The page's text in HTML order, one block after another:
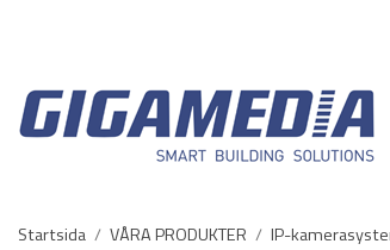
Startsida / VÅRA PRODUKTER / IP-